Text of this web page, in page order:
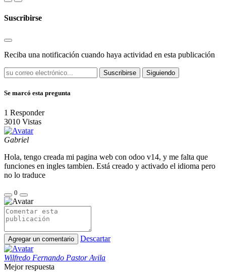
Suscribirse
Reciba una notificación cuando haya actividad en esta publicación
Suscribirse Siguiendo
Se marcó esta pregunta
1 Responder
3010 Vistas
Gabriel
Hola, tengo creada mi pagina web con odoo v14, y me falta que
funciones en ingles tambien. Está creado y activado el idioma pero
no lo traduce
0
Agregar un comentario Descartar
Wilfredo Fernando Pastor Avila
Mejor respuesta